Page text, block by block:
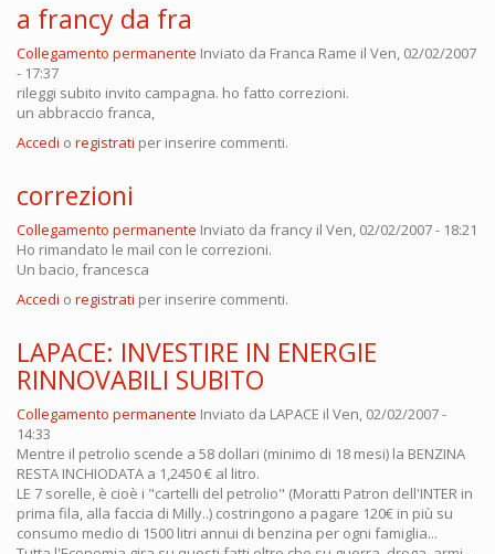
a francy da fra
Collegamento permanente Inviato da Franca Rame il Ven, 02/02/2007
- 17:37
rileggi subito invito campagna. ho fatto correzioni.
un abbraccio franca,
Accedi o registrati per inserire commenti.
correzioni
Collegamento permanente Inviato da francy il Ven, 02/02/2007 - 18:21
Ho rimandato le mail con le correzioni.
Un bacio, francesca
Accedi o registrati per inserire commenti.
LAPACE: INVESTIRE IN ENERGIE
RINNOVABILI SUBITO
Collegamento permanente Inviato da LAPACE il Ven, 02/02/2007 -
14:33
Mentre il petrolio scende a 58 dollari (minimo di 18 mesi) la BENZINA
RESTA INCHIODATA a 1,2450 € al litro.
LE 7 sorelle, è cioè i "cartelli del petrolio" (Moratti Patron dell'INTER in
prima fila, alla faccia di Milly..) costringono a pagare 120€ in più su
consumo medio di 1500 litri annui di benzina per ogni famiglia...